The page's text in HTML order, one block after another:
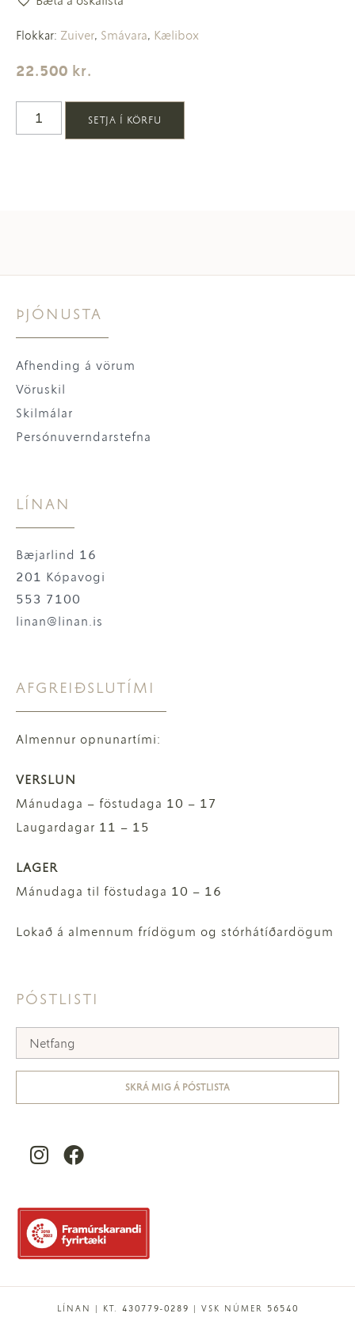
Flokkar: Zuiver, Smávara, Kælibox
22.500 kr.
SETJA Í KÖRFU
ÞJÓNUSTA
Afhending á vörum
Vöruskil
Skilmálar
Persónuverndarstefna
LÍNAN
Bæjarlind 16
201 Kópavogi
553 7100
linan@linan.is
AFGREIÐSLUTÍMI
Almennur opnunartími:
VERSLUN
Mánudaga – föstudaga 10 – 17
Laugardagar 11 – 15
LAGER
Mánudaga til föstudaga 10 – 16
Lokað á almennum frídögum og stórhátíðardögum
PÓSTLISTI
SKRÁ MIG Á PÓSTLISTA
LÍNAN | KT. 430779-0289 | VSK NÚMER 56540